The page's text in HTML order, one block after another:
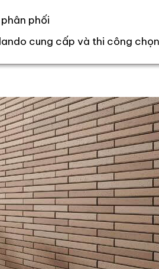
phối
cung cấp và thi công